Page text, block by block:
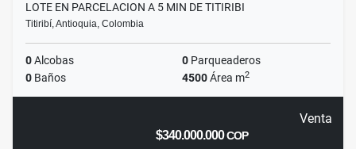
LOTE EN PARCELACION A 5 MIN DE TITIRIBI
Titiribí, Antioquia, Colombia
0Alcobas 0 Parqueaderos
0 Baños 4500Área m2
Venta
$340.000.000COP